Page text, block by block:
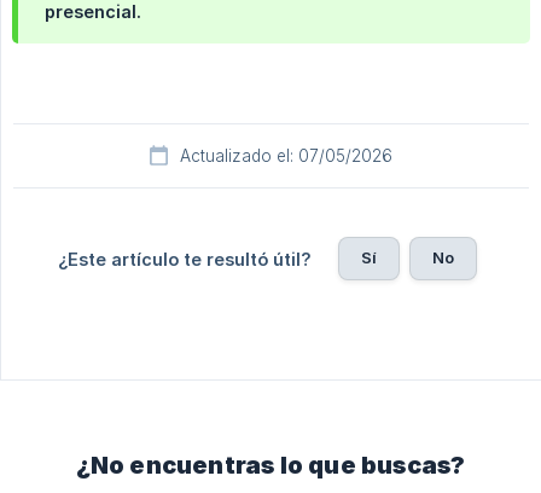
presencial.
Actualizado el: 07/05/2026
¿Este artículo te resultó útil? Sí No
¿No encuentras lo que buscas?